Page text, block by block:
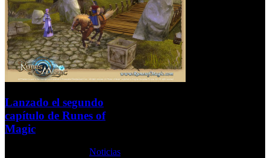
Lanzado el segundo
capítulo de Runes of
Magic
Noticias